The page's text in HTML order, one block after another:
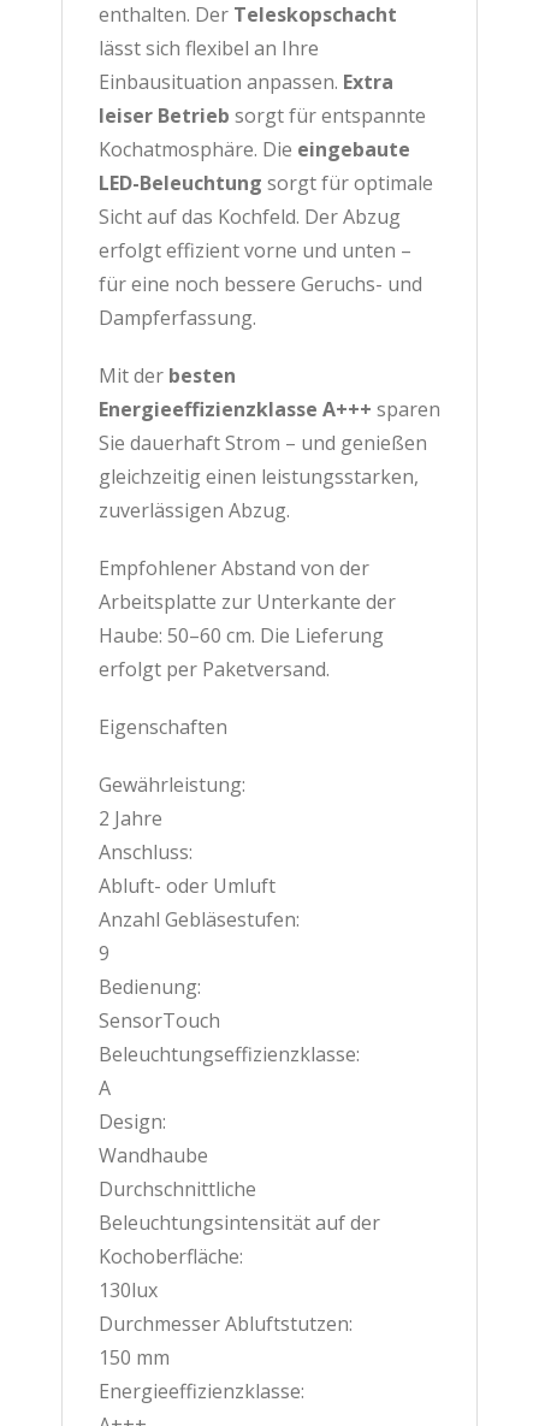
enthalten. Der Teleskopschacht
lässt sich flexibel an Ihre
Einbausituation anpassen. Extra
leiser Betrieb sorgt für entspannte
Kochatmosphäre. Die eingebaute
LED-Beleuchtung sorgt für optimale
Sicht auf das Kochfeld. Der Abzug
erfolgt effizient vorne und unten –
für eine noch bessere Geruchs- und
Dampferfassung.
Mit der besten
Energieeffizienzklasse A+++ sparen
Sie dauerhaft Strom – und genießen
gleichzeitig einen leistungsstarken,
zuverlässigen Abzug.
Empfohlener Abstand von der
Arbeitsplatte zur Unterkante der
Haube: 50–60 cm. Die Lieferung
erfolgt per Paketversand.
Eigenschaften
Gewährleistung:
2 Jahre
Anschluss:
Abluft- oder Umluft
Anzahl Gebläsestufen:
9
Bedienung:
SensorTouch
Beleuchtungseffizienzklasse:
A
Design:
Wandhaube
Durchschnittliche
Beleuchtungsintensität auf der
Kochoberfläche:
130lux
Durchmesser Abluftstutzen:
150 mm
Energieeffizienzklasse: